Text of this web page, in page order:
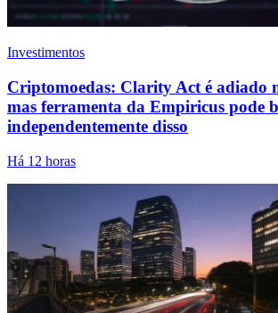
Investimentos
Criptomoedas: Clarity Act é adiado
mas ferramenta da Empiricus pode
independentemente disso
Há 12 horas